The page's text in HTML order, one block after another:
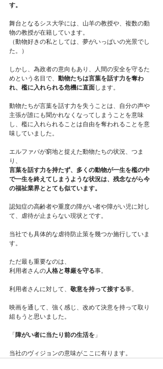
す。
舞台となるシス大学には、山羊の教授や、複数の動
物の教授が在籍しています。
（動物好きの私としては、夢がいっぱいの光景でし
た。）
しかし、為政者の意向もあり、人間の安全を守るた
めという名目で、 動物たちは言葉を話す力を奪わ
れ、檻に入れられる危機に直面します。
動物たちが言葉を話す力を失うことは、自分の声や
主張が誰にも聞かれなくなってしまうことを意味
し、檻に入れられることは自由を奪われることを意
味していました。
エルファバが窮地と捉えた動物たちの状況、つま
り、
言葉を話す力を持たず、多くの動物が一生を檻の中
で一生を終えてしまうような状況は、残念ながら今
の福祉業界ととても似ています。
認知症の高齢者や重度の障がい者や障がい児に対し
て、虐待が止まらない現状とです。
当社でも具体的な虐待防止策を幾つか施行していま
す。
ただ最も重要なのは、
利用者さんの人格と尊厳を守る事。
利用者さんに対して、 敬意を持って接する事。
映画を通して、強く感じ、改めて決意を持って取り
組もうと思いました。
「障がい者に当たり前の生活を 」
当社のヴィジョンの意味がここに有ります。